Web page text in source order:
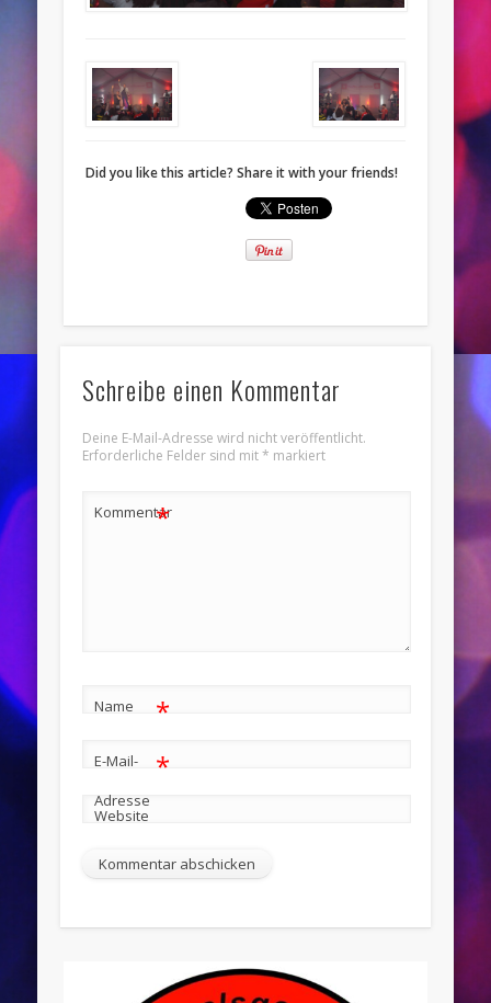
Did you like this article? Share it with your friends!
Schreibe einen Kommentar
Deine E-Mail-Adresse wird nicht veröffentlicht.
Erforderliche Felder sind mit* markiert
Kommentar
*
Name *
E-Mail-
Adresse
*
Website